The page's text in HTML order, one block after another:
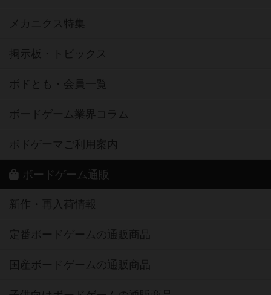
メカニクス特集
掲示板・トピックス
ボドとも・会員一覧
ボードゲーム業界コラム
ボドゲーマご利用案内
ボードゲーム通販
新作・再入荷情報
定番ボードゲームの通販商品
国産ボードゲームの通販商品